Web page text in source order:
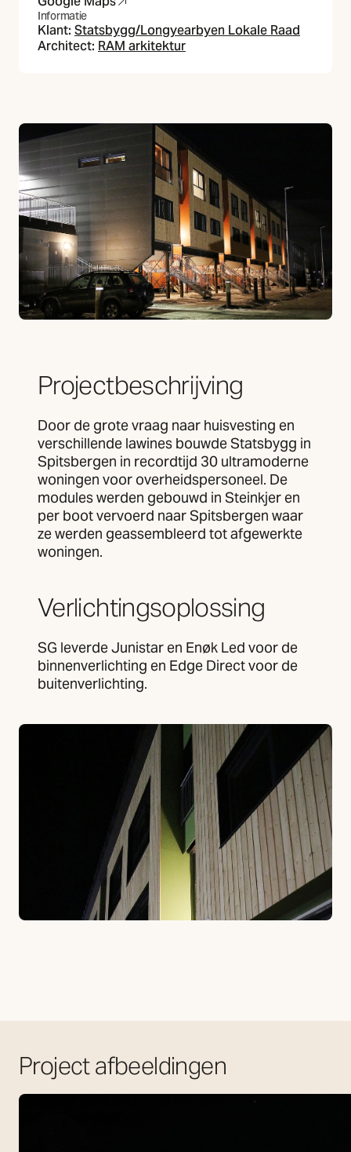
(Opent in nieuw tabblad)
Informatie
Klant: Statsbygg/Longyearbyen Lokale Raad
Architect: RAM arkitektur
Projectbeschrijving
Door de grote vraag naar huisvesting en
verschillende lawines bouwde Statsbygg in
Spitsbergen in recordtijd 30 ultramoderne
woningen voor overheidspersoneel. De
modules werden gebouwd in Steinkjer en
per boot vervoerd naar Spitsbergen waar
ze werden geassembleerd tot afgewerkte
woningen.
Verlichtingsoplossing
SG leverde Junistar en Enøk Led voor de
binnenverlichting en Edge Direct voor de
buitenverlichting.
Project afbeeldingen